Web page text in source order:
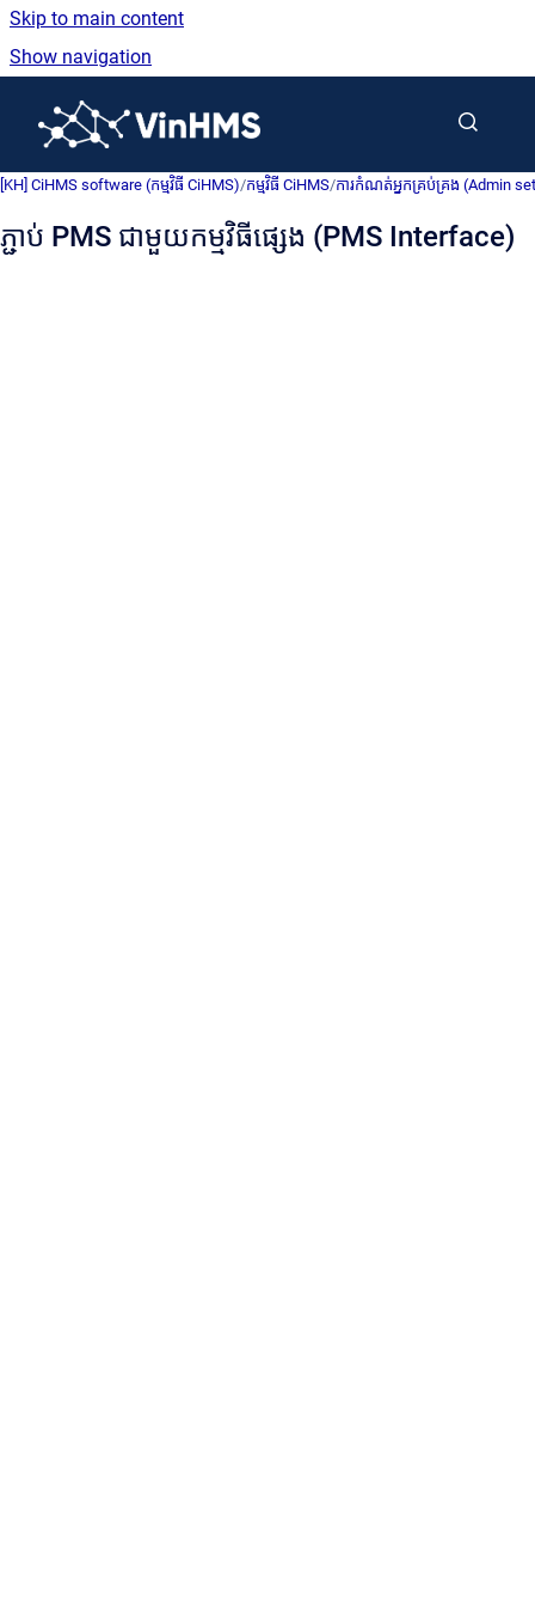
Skip to main content
Show navigation
[KH] CiHMS software (កម្មវិធី CiHMS)/កម្មវិធី CiHMS/ការកំណត់អ្នកគ្រប់គ្រង (Admin
ភ្ជាប់ PMS ជាមួយកម្មវិធីផ្សេង (PMS Interface)